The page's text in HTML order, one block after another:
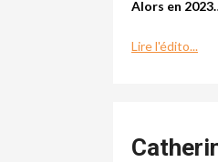
Alors en
Lire l'édito...